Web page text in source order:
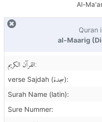
Al-
Quran
al-Maarig
القرآن الكريم:
verse Sajdah (سجدة):
Surah Name (latin):
Sure Nummer: